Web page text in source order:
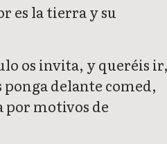
es la tierra y su
os invita, y queréis
ponga delante comed,
por motivos de